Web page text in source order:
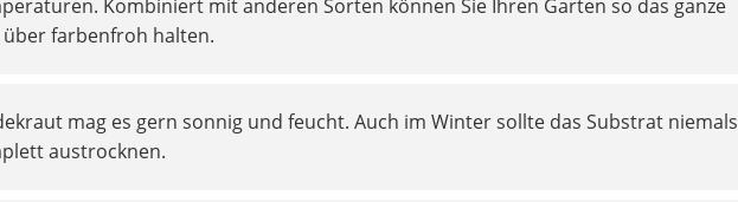
Kombiniert mit anderen Sorten können Sie Ihren Garten so das ganze
über farbenfroh halten.
mag es gern sonnig und feucht. Auch im Winter sollte das Substrat niemals
austrocknen.